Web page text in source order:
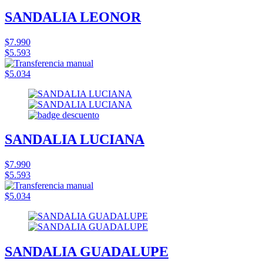
SANDALIA LEONOR
$7.990
$5.593
$5.034
SANDALIA LUCIANA
$7.990
$5.593
$5.034
SANDALIA GUADALUPE